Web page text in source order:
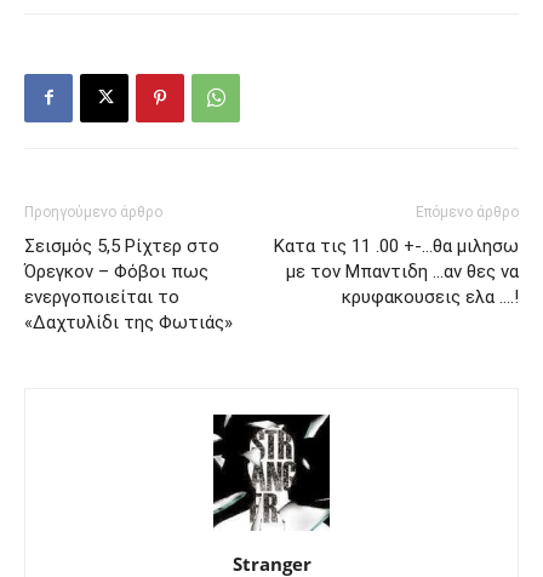
Προηγούμενο άρθρο
Σεισμός 5,5 Ρίχτερ στο
Όρεγκον – Φόβοι πως
ενεργοποιείται το
«Δαχτυλίδι της Φωτιάς»
Επόμενο άρθρο
Κατα τις 11 .00 +-…θα μιλησω
με τον Μπαντιδη …αν θες να
κρυφακουσεις ελα ….!
Stranger